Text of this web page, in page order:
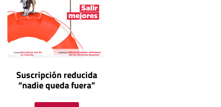
Suscripción reducida
“nadie queda fuera”